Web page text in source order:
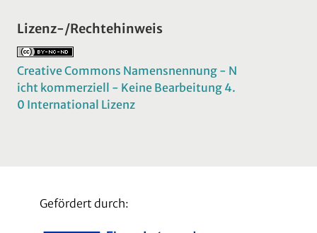
Lizenz-/Rechtehinweis
Creative Commons Namensnennung - N
icht kommerziell - Keine Bearbeitung 4.
0 International Lizenz
Gefördert durch: